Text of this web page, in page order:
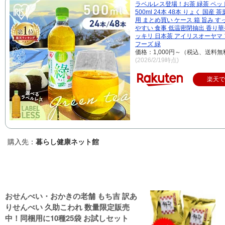
ラベルレス登場！お茶 緑茶 ペッ
500ml 24本 48本 りょく 国産 茶
用 まとめ買い ケース 箱 旨み す
やすい 食事 低温密閉抽出 香り
ッキリ 日本茶 アイリスオーヤマ
フーズ 緑
価格：1,000円～（税込、送料無
(2026/2/19時点)
楽天
購入先： 暮らし健康ネット館
おせんべい・おかきの老舗 もち吉 訳あ
りせんべい 久助こわれ 数量限定販売
中！同梱用に10種25袋 お試しセット